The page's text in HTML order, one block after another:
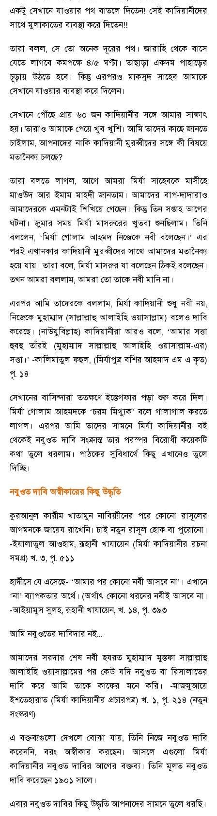
একটু সেখানে যাওয়ার পথ বাতলে দিতেন! সেই কাদিয়ানীদের
সাথে মুলাকাতের ব্যবস্থা করে দিতেন!!
তারা বলল, সে তো অনেক দূরের পথ। জারাহি থেকে বাসে
যেতে লাগবে কমপক্ষে ৪/৫ ঘণ্টা। তাছাড়া একদম পাহাড়ের
চূড়ায় উঠতে হবে। কিন্তু এরপরও মাকসুদ সাহেব আমাকে
সেখানে যাওয়ার ব্যবস্থা করে দিলেন।
সেখানে পৌঁছে প্রায় ৬০ জন কাদিয়ানীর সঙ্গে আমার সাক্ষাৎ
হয়। তারাও আমাকে পেয়ে খুব খুশি। আমি তাদের কাছে জানতে
চাইলাম,আপনাদের নাকি কাদিয়ানী মুরব্বীদের সঙ্গে কী বিষয়ে
মতানৈক্য চলছে?
তারা বলতে লাগল,আগে আমরা মির্যা সাহেবকে মাসীহে
মাওউদ আর ইমাম মাহদী জানতাম। আমাদের বাপ-দাদারাও
আমাদেরকে এমনটাই শিখিয়ে গেছেন। কিন্তু তিন সপ্তাহ আগের
ঘটনা। জুমার সময় মির্যা মাসরুরের খুতবা শুনছিলাম। তিনি
বললেন, ‘মির্যা গোলাম আহমদ নিজেকে নবী বলেছেন।’ এর
পরই এখানকার কাদিয়ানী মুরব্বীদের সাথে আমাদের মতানৈক্য
হয়ে যায়। তারা বলে,মির্যা মাসরুর যা বলেছেন ঠিকই বলেছেন।
তখন আমরা বললাম,আমরা তো তাকে নবী মানি না।
এরপর আমি তাদেরকে বললাম,মির্যা কাদিয়ানী শুধু নবী নয়,
নিজেকে মুহাম্মাদ (সাল্লাল্লাহু আলাইহি ওয়াসাল্লাম) বলেও দাবি
করেছে। (নাউযুবিল্লাহ) কাদিয়ানীরা আরও বলে, ‘আমার সত্তা
হুবহু তাঁরই (মুহাম্মাদ সাল্লাল্লাহু আলাইহি ওয়াসাল্লাম-এর)
সত্তা।’ -কালিমাতুল ফছল, (মির্যাপুত্র বশির আহমাদ এম এ কৃত)
পৃ. ১৪
সেখানের বাসিন্দারা ততক্ষণে ইস্তেগফার পড়া শুরু করে দিল।
মির্যা গোলাম আহমদকে ‘চরম মিথ্যুক’বলে গালাগাল করতে
লাগল। এরপর আমি তাদের সামনে মির্যা কাদিয়ানীর বই
থেকেই নবুওত দাবি সংক্রান্ত তার পরস্পর বিরোধী কয়েকটি
কথা তুলে ধরলাম। পাঠকের সুবিধার্থে কিছু এখানেও তুলে
দিচ্ছি।
নবুওত দাবি অস্বীকারের কিছু উদ্ধৃতি
কুরআনুল কারীম খাতামুন নাবিয়্যীনের পরে কোনো রাসূলের
আগমনকে জায়েয রাখেনি। চাই নতুন রাসূল হোক বা পুরোনো।
-ইযালাতুল আওহাম,রূহানী খাযায়েন (মির্যা কাদিয়ানীর রচনা
সমগ্র) খ. ৩, পৃ. ৫১১
হাদীসে যে এসেছে- ‘আমার পর কোনো নবী আসবে না’ । এখানে
‘না’ব্যাপকতার অর্থে। (অর্থাৎ কোনো ধরনের নবীই আসবে না।
-আইয়ামুস সুলহ,রূহানী খাযায়েন, খ. ১৪, পৃ. ৩৯৩
আমি নবুওতের দাবিদার নই...
আমাদের সরদার শেষ নবী হযরত মুহাম্মাদ মুস্তফা সাল্লাল্লাহু
আলাইহি ওয়াসাল্লামের পর কেউ যদি নবুওত বা রিসালাতের
দাবি করে আমি তাকে কাফের মনে করি। -মাজমুআয়ে
ইশতেহারাত (মির্যা কাদিয়ানীর প্রচারপত্র) খ. ১, পৃ. ২১৪ (নতুন
সংস্করণ)
এ বক্তব্যগুলো দেখলে বোঝা যায়,তিনি নিজে নবুওত দাবি
করেননি,বরং অস্বীকার করছেন। আসলে এগুলো মির্যা
কাদিয়ানীর নবুওত দাবির আগের বক্তব্য। তিনি মূলত নবুওত
দাবি করেছেন ১৯০১ সালে।
এবার নবুওত দাবির কিছু উদ্ধৃতি আপনাদের সামনে তুলে ধরছি।